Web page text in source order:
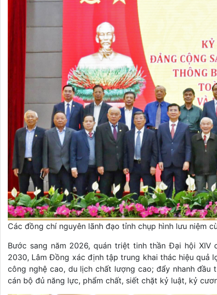
Các đồng chí nguyên lãnh đạo tỉnh chụp hình lưu niệm
Bước sang năm 2026, quán triệt tinh thần Đại hội
2030, Lâm Đồng xác định tập trung khai thác hiệu quả
công nghệ cao, du lịch chất lượng cao; đẩy nhanh
cán bộ đủ năng lực, phẩm chất, siết chặt kỷ luật, kỷ